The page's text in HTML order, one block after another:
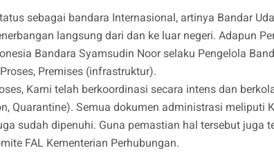
sebagai bandara Internasional, artinya Bandar
langsung dari dan ke luar negeri. Adapun
Bandara Syamsudin Noor selaku Pengelola
Premises (infrastruktur).
Kami telah berkoordinasi secara intens dan
Quarantine). Semua dokumen administrasi meliputi
sudah dipenuhi. Guna pemastian hal tersebut juga
FAL Kementerian Perhubungan.